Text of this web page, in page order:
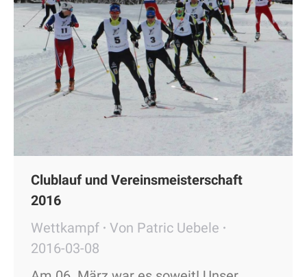
Clublauf und Vereinsmeisterschaft
2016
Wettkampf
Von Patric Uebele
2016-03-08